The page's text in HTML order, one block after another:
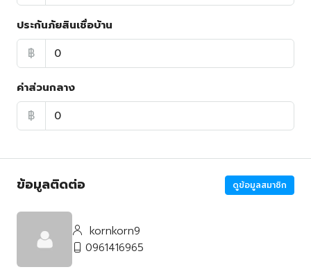
ประกันภัยสินเชื่อบ้าน
฿
ค่าส่วนกลาง
฿
ข้อมูลติดต่อ ดูข้อมูลสมาชิก
kornkorn9
0961416965